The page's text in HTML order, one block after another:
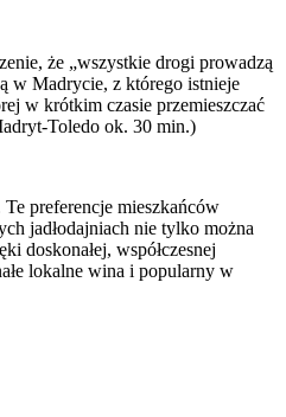
że „wszystkie drogi prowadzą
w Madrycie, z którego istnieje
w krótkim czasie przemieszczać
Toledo ok. 30 min.)
preferencje mieszkańców
jadłodajniach nie tylko można
doskonałej, współczesnej
lokalne wina i popularny w